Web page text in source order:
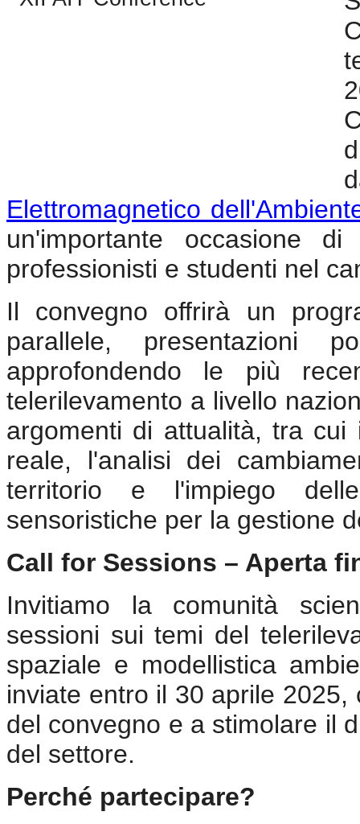
Elettromagnetico
un'importante occasione
professionisti e studenti nel
Il convegno offrirà un
parallele, presentazioni
approfondendo le più
telerilevamento a livello
argomenti di attualità, tra
reale, l'analisi dei
territorio e l'impiego
sensoristiche per la gestione
Call for Sessions – Aperta
Invitiamo la comunità
sessioni sui temi del
spaziale e modellistica
inviate entro il 30 aprile
del convegno e a stimolare il
del settore.
Perché partecipare?